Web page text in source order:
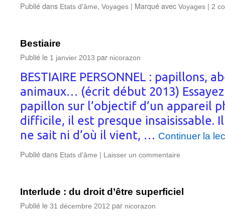
Publié dans Etats d'âme, Voyages | Marqué avec Voyages | 2
Bestiaire
Publié le 1 janvier 2013 par nicorazon
BESTIAIRE PERSONNEL : papillons,
animaux… (écrit début 2013)
papillon sur l’objectif d’un appareil
difficile, il est presque insaisissable.
ne sait ni d’où il vient, … Continuer la
Publié dans Etats d'âme | Laisser un commentaire
Interlude : du droit d’être superficiel
Publié le 31 décembre 2012 par nicorazon